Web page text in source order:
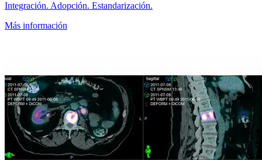
Integración. Adopción. Estandarización.
Más información